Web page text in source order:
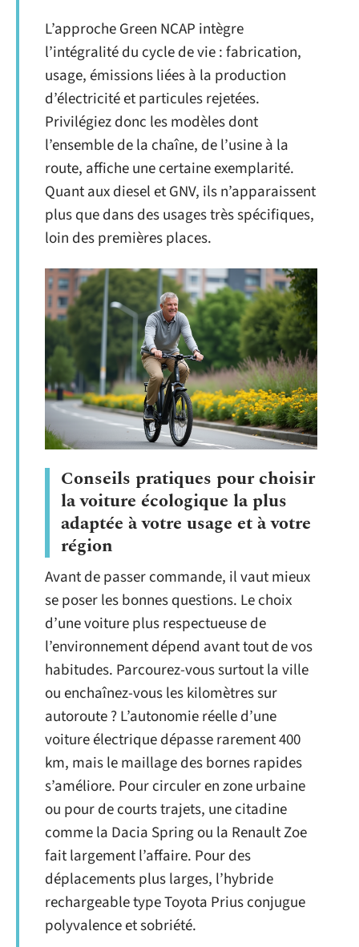
L’approche Green NCAP intègre
l’intégralité du cycle de vie : fabrication,
usage, émissions liées à la production
d’électricité et particules rejetées.
Privilégiez donc les modèles dont
l’ensemble de la chaîne, de l’usine à la
route, affiche une certaine exemplarité.
Quant aux diesel et GNV, ils n’apparaissent
plus que dans des usages très spécifiques,
loin des premières places.
Conseils pratiques pour choisir
la voiture écologique la plus
adaptée à votre usage et à votre
région
Avant de passer commande, il vaut mieux
se poser les bonnes questions. Le choix
d’une voiture plus respectueuse de
l’environnement dépend avant tout de vos
habitudes. Parcourez-vous surtout la ville
ou enchaînez-vous les kilomètres sur
autoroute ? L’autonomie réelle d’une
voiture électrique dépasse rarement 400
km, mais le maillage des bornes rapides
s’améliore. Pour circuler en zone urbaine
ou pour de courts trajets, une citadine
comme la Dacia Spring ou la Renault Zoe
fait largement l’affaire. Pour des
déplacements plus larges, l’hybride
rechargeable type Toyota Prius conjugue
polyvalence et sobriété.